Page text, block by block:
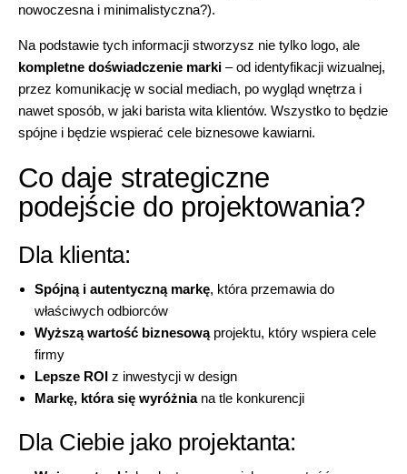
nowoczesna i minimalistyczna?).
Na podstawie tych informacji stworzysz nie tylko logo, ale
kompletne doświadczenie marki – od identyfikacji wizualnej,
przez komunikację w social mediach, po wygląd wnętrza i
nawet sposób, w jaki barista wita klientów. Wszystko to będzie
spójne i będzie wspierać cele biznesowe kawiarni.
Co daje strategiczne
podejście do projektowania?
Dla klienta:
Spójną i autentyczną markę, która przemawia do
właściwych odbiorców
Wyższą wartość biznesowąprojektu, który wspiera cele
firmy
Lepsze ROI z inwestycji w design
Markę, która się wyróżniana tle konkurencji
Dla Ciebie jako projektanta: